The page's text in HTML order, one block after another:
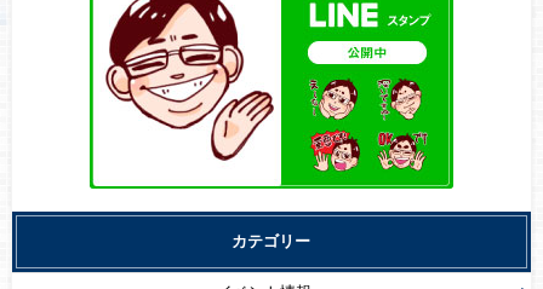
カテゴリー